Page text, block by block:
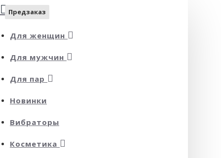
Для женщин
Для мужчин
Для пар
Новинки
Вибраторы
Косметика
Предзаказ
Предзаказ